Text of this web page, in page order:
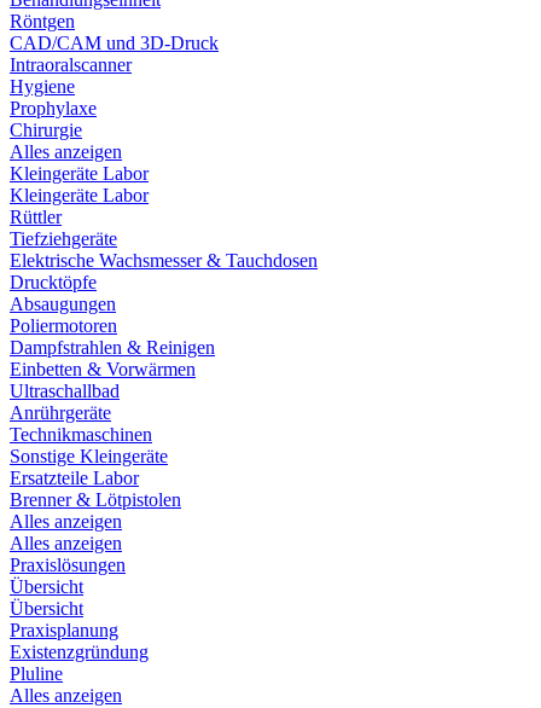
Röntgen
CAD/CAM und 3D-Druck
Intraoralscanner
Hygiene
Prophylaxe
Chirurgie
Alles anzeigen
Kleingeräte Labor
Kleingeräte Labor
Rüttler
Tiefziehgeräte
Elektrische Wachsmesser & Tauchdosen
Drucktöpfe
Absaugungen
Poliermotoren
Dampfstrahlen & Reinigen
Einbetten & Vorwärmen
Ultraschallbad
Anrührgeräte
Technikmaschinen
Sonstige Kleingeräte
Ersatzteile Labor
Brenner & Lötpistolen
Alles anzeigen
Alles anzeigen
Praxislösungen
Übersicht
Übersicht
Praxisplanung
Existenzgründung
Pluline
Alles anzeigen